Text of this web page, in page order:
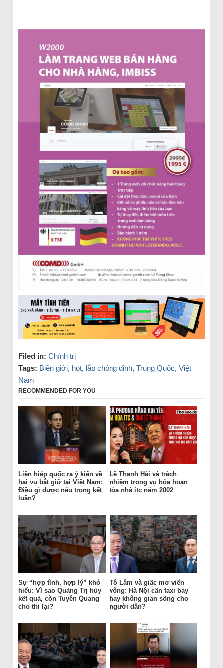
Filed in: Chính trị
Tags: Biên giới, hot, lắp chông đinh, Trung Quốc, Việt
Nam
RECOMMENDED FOR YOU
Liên hiệp quốc ra ý kiến về
hai vụ bắt giữ tại Việt Nam:
Điều gì được nêu trong kết
luận?
Lê Thanh Hải và trách
nhiệm trong vụ hỏa hoạn
tòa nhà itc năm 2002
Sự “hợp tình, hợp lý” khó
hiểu: Vì sao Quảng Trị hủy
kết quả, còn Tuyên Quang
cho thi lại?
Tô Lâm và giấc mơ viển
vông: Hà Nội cần taxi bay
hay không gian sống cho
người dân?